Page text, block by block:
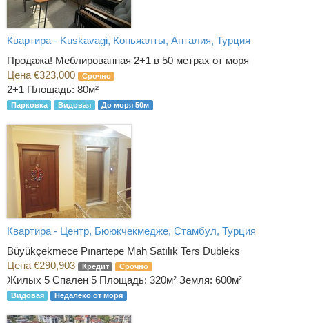
Квартира - Kuskavagi, Коньяалты, Анталия, Турция
Продажа! Меблированная 2+1 в 50 метрах от моря
Цена €323,000
Срочно
2+1 Площадь: 80м²
Парковка Видовая До моря 50м
Квартира - Центр, Бююкчекмедже, Стамбул, Турция
Büyükçekmece Pınartepe Mah Satılık Ters Dubleks
Цена €290,903
Кредит Срочно
Жилых 5 Спален 5 Площадь: 320м² Земля: 600м²
Видовая Недалеко от моря